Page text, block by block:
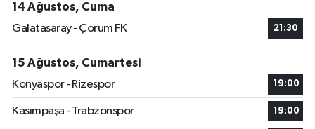
14 Ağustos, Cuma
Galatasaray - Çorum FK
21:30
15 Ağustos, Cumartesi
Konyaspor - Rizespor
19:00
Kasımpaşa - Trabzonspor 19:00